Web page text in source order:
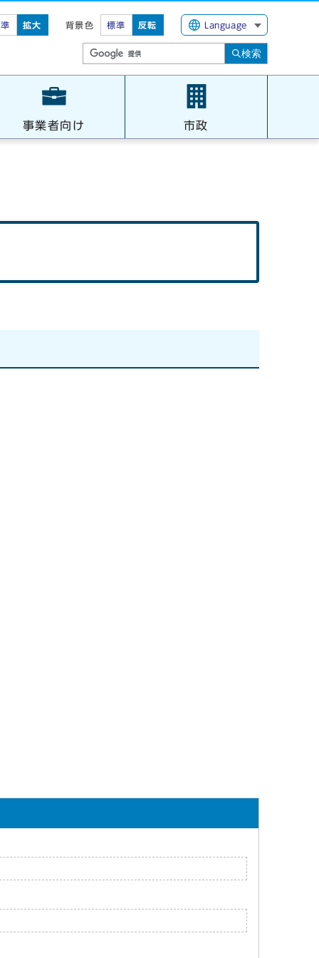
拡大 背景色 標準 反転 Language
検索
事業者向け 市政